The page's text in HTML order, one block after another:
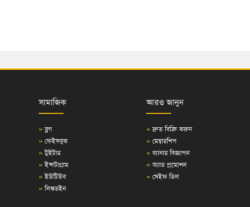
সামাজিক
» ব্লগ
» ফেইসবুক
» টুইটার
» ইন্সটাগ্রাম
» ইউটিউব
» লিঙ্কডইন
আরও জানুন
» দ্রুত বিক্রি করুন
» মেম্বারশিপ
» ব্যানার বিজ্ঞাপন
» অ্যাড প্রমোশন
» সেইফ ডিল